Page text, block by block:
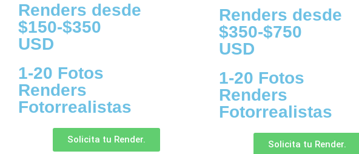
Renders desde
$150-$350
USD
1-20 Fotos
Renders
Fotorrealistas
Solicita tu Render.
Renders desde
$350-$750
USD
1-20 Fotos
Renders
Fotorrealistas
Solicita tu Render.